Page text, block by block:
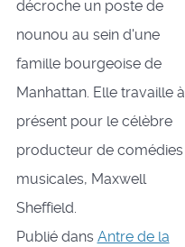
décroche un poste de
nounou au sein d'une
famille bourgeoise de
Manhattan. Elle travaille à
présent pour le célèbre
producteur de comédies
musicales, Maxwell
Sheffield.
Publié dans Antre de la